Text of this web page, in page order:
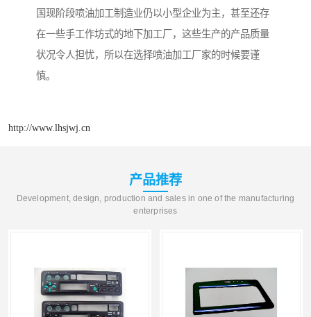
国现阶段喷油加工制造业仍以小型企业为主，甚至还存
在一些手工作坊式的地下加工厂，这些生产的产品质量
状况令人担忧，所以在选择喷油加工厂家的时候要谨
慎。
http://www.lhsjwj.cn
产品推荐
Development, design, production and sales in one of the manufacturing
enterprises